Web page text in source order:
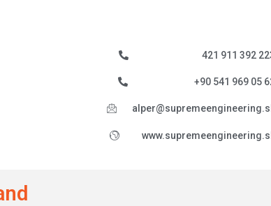
421 911 392
+90 541 969 05